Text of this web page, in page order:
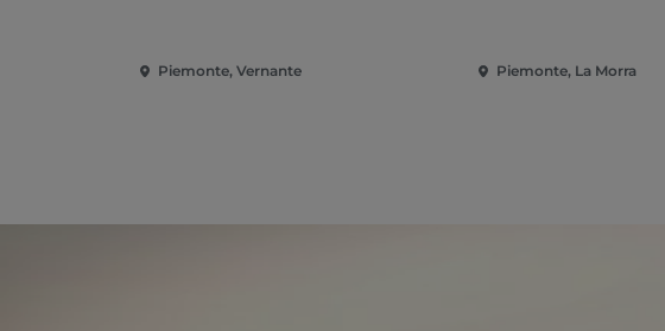
Piemonte, Vernante Piemonte, La Morra